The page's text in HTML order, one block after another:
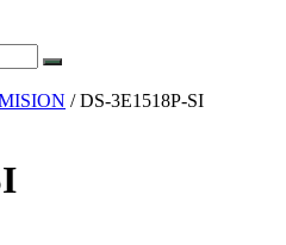
/ DS-3E1518P-SI